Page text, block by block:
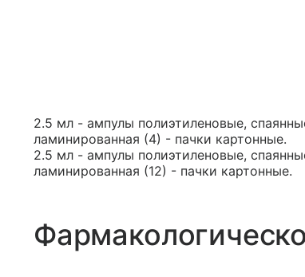
2.5 мл - ампулы полиэтиленовые,
ламинированная (4) - пачки картонные.
2.5 мл - ампулы полиэтиленовые,
ламинированная (12) - пачки картонные.